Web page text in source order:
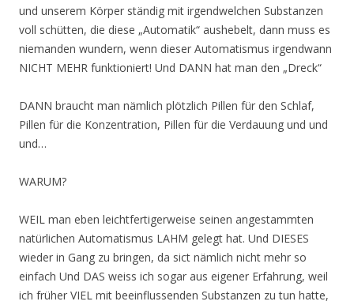
und unserem Körper ständig mit irgendwelchen Substanzen
voll schütten, die diese „Automatik“ aushebelt, dann muss es
niemanden wundern, wenn dieser Automatismus irgendwann
NICHT MEHR funktioniert! Und DANN hat man den „Dreck“
DANN braucht man nämlich plötzlich Pillen für den Schlaf,
Pillen für die Konzentration, Pillen für die Verdauung und und
und…
WARUM?
WEIL man eben leichtfertigerweise seinen angestammten
natürlichen Automatismus LAHM gelegt hat. Und DIESES
wieder in Gang zu bringen, da sict nämlich nicht mehr so
einfach Und DAS weiss ich sogar aus eigener Erfahrung, weil
ich früher VIEL mit beeinflussenden Substanzen zu tun hatte,